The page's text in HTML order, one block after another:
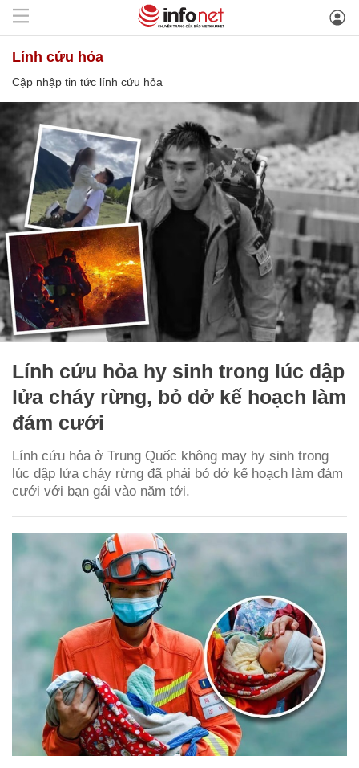
lính cứu hỏa
Cập nhập tin tức lính cứu hỏa
Lính cứu hỏa hy sinh trong lúc dập
lửa cháy rừng, bỏ dở kế hoạch làm
đám cưới
Lính cứu hỏa ở Trung Quốc không may hy sinh trong
lúc dập lửa cháy rừng đã phải bỏ dở kế hoạch làm đám
cưới với bạn gái vào năm tới.